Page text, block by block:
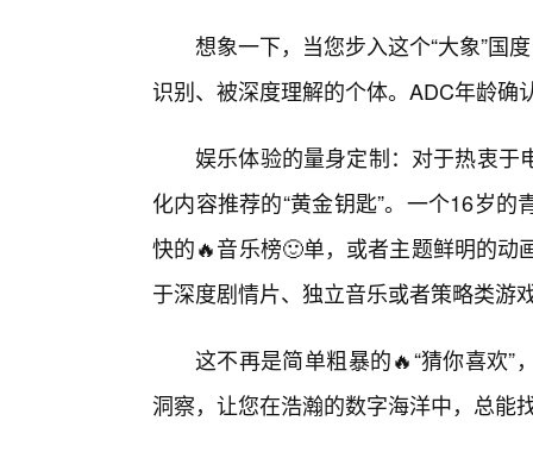
想象一下，当您步入这个“大象”国
识别、被深度理解的个体。ADC年龄确
娱乐体验的量身定制：对于热衷于
化内容推荐的“黄金钥匙”。一个16岁
快的🔥音乐榜🙂单，或者主题鲜明的
于深度剧情片、独立音乐或者策略类游
这不再是简单粗暴的🔥“猜你喜欢
洞察，让您在浩瀚的数字海洋中，总能